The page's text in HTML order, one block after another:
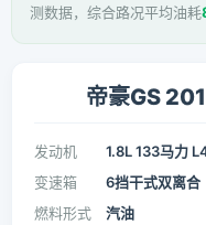
测数据，综合路况平均油耗
帝豪GS
发动机 1.8L 133马力
变速箱
6挡干式双离合
燃料形式
汽油